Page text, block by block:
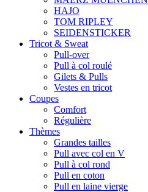
HAJO
TOM RIPLEY
SEIDENSTICKER
Tricot & Sweat
Pull-over
Pull à col roulé
Gilets & Pulls
Vestes en tricot
Coupes
Comfort
Régulière
Thèmes
Grandes tailles
Pull avec col en V
Pull à col rond
Pull en coton
Pull en laine vierge